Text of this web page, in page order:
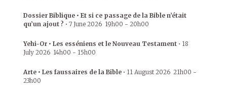
Dossier Biblique • Et si ce passage de la Bible n’était
qu’un ajout ? • 7 June 2026 19h00 - 20h00
Yehi-Or • Les esséniens et le Nouveau Testament • 18
July 2026 14h00 - 15h00
Arte • Les faussaires de la Bible • 11 August 2026 21h00 -
23h00